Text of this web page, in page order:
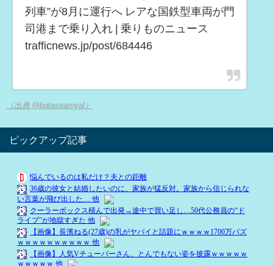
列車”が8月に運行へ レアな国鉄型車両が門
司港まで乗り入れ | 乗りものニュース
trafficnews.jp/post/684446
（出典 @batasearoyal）
ピックアップ記事